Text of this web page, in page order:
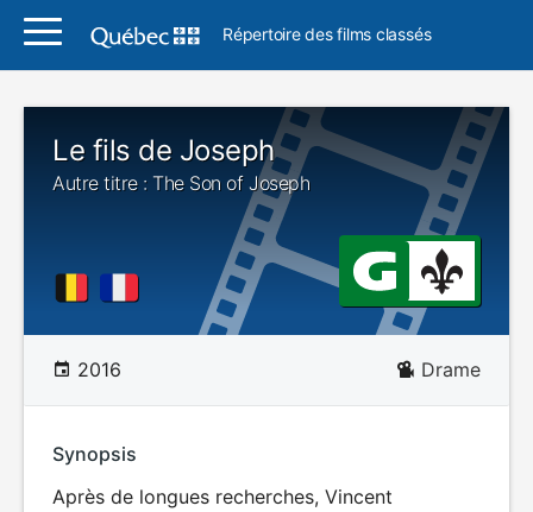
Répertoire des films classés
Le fils de Joseph
Autre titre : The Son of Joseph
2016 Drame
Synopsis
Après de longues recherches, Vincent